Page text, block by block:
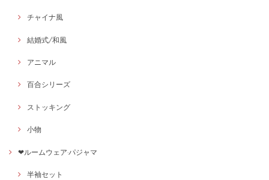
チャイナ風
結婚式/和風
アニマル
百合シリーズ
ストッキング
小物
❤ルームウェア·パジャマ
半袖セット